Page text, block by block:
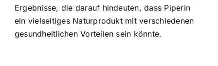
Ergebnisse, die darauf hindeuten, dass Piperin
ein vielseitiges Naturprodukt mit verschiedenen
gesundheitlichen Vorteilen sein könnte.